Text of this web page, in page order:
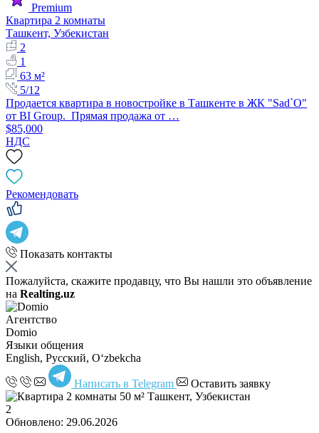
Premium
Квартира 2 комнаты
Ташкент, Узбекистан
2
1
63 м²
5/12
Продается квартира в новостройке в Ташкенте в ЖК "Sad`O"
от BI Group. Прямая продажа от …
$85,000
НДС
Рекомендовать
Показать контакты
Пожалуйста, скажите продавцу, что Вы нашли это объявление
на Realting.uz
Агентство
Domio
Языки общения
English, Русский, Oʻzbekcha
Написать в Telegram Оставить заявку
2
Обновлено: 29.06.2026